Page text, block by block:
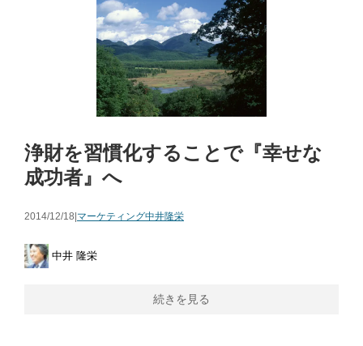
浄財を習慣化することで『幸せな
成功者』へ
2014/12/18|マーケティング中井隆栄
中井 隆栄
続きを見る